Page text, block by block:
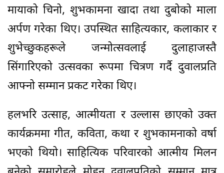
मायाको चिनो, शुभकामना खादा तथा दुबोको माला
अर्पण गरेका थिए। उपस्थित साहित्यकार, कलाकार र
शुभेच्छुकहरूले जन्मोत्सवलाई दुलाहाजस्तै
सिंगारिएको उत्सवका रूपमा चित्रण गर्दै दुवालप्रति
आफ्नो सम्मान प्रकट गरेका थिए।
हलभरि उत्साह, आत्मीयता र उल्लास छाएको उक्त
कार्यक्रममा गीत, कविता, कथा र शुभकामनाको वर्षा
भएको थियो। साहित्यिक परिवारको आत्मीय मिलन